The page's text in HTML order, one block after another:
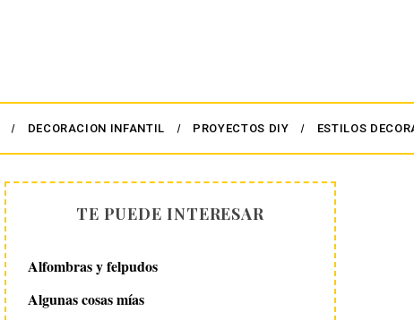
DECORACION INFANTIL PROYECTOS DIY ESTILOS
TE PUEDE INTERESAR
Alfombras y felpudos
Algunas cosas mías